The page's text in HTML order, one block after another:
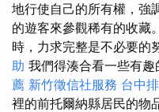
地行使自己的所有權，強
的遊客來參觀稀有的收藏
時，力求完整是不必要的
助 我們得湊合看一些有趣
薦 新竹徵信社服務 台中
裡的前托爾納縣居民的物